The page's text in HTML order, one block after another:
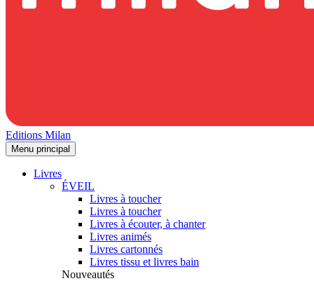
Editions Milan
Menu principal
Livres
ÉVEIL
Livres à toucher
Livres à toucher
Livres à écouter, à chanter
Livres animés
Livres cartonnés
Livres tissu et livres bain
Nouveautés